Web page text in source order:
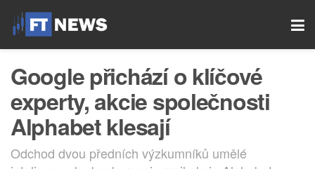
Google přichází o klíčové
experty, akcie společnosti
Alphabet klesají
Odchod dvou předních výzkumníků umělé